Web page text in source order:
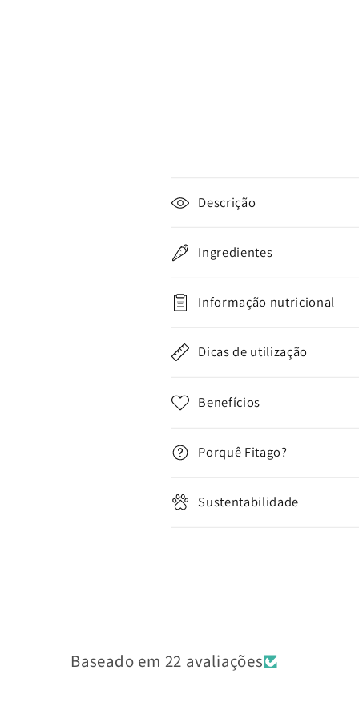
o
n
e
d
r
c
o
l
l
Descrição
Ingredientes
Informação nutricional
Dicas de utilização
Benefícios
Porquê Fitago?
Sustentabilidade
Baseado em 22 avaliações